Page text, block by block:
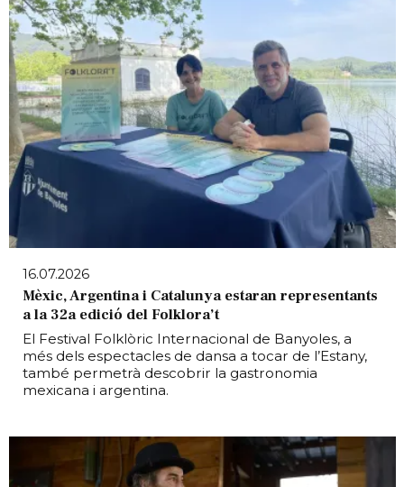
16.07.2026
Mèxic, Argentina i Catalunya estaran representants
a la 32a edició del Folklora’t
El Festival Folklòric Internacional de Banyoles, a
més dels espectacles de dansa a tocar de l’Estany,
també permetrà descobrir la gastronomia
mexicana i argentina.